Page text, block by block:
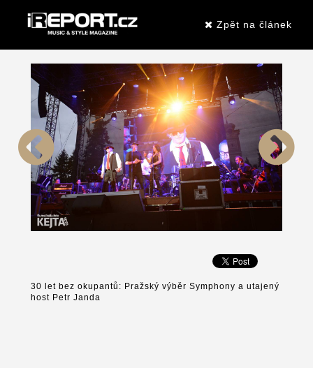
Zpět na článek
30 let bez okupantů: Pražský výběr Symphony a utajený
host Petr Janda